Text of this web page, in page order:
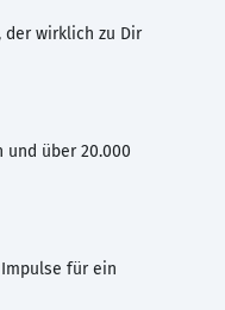
der wirklich zu Dir
und über 20.000
für ein